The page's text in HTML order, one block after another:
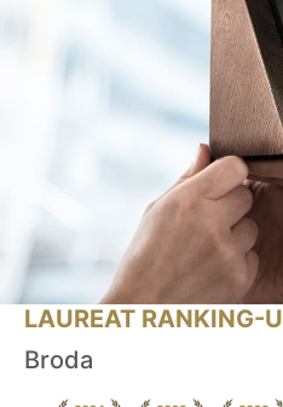
LAUREAT RANKING-
Broda